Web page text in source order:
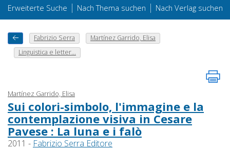
Erweiterte Suche | Nach Thema suchen | Nach Verlag suchen
Fabrizio Serra
Martínez Garrido, Elisa
Linguistica e letter...
Martínez Garrido, Elisa
Sui colori-simbolo, l'immagine e la
contemplazione visiva in Cesare
Pavese : La luna e i falò
2011 - Fabrizio Serra Editore